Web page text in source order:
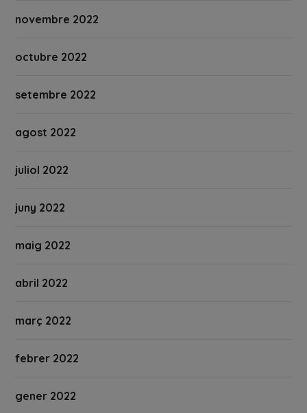
novembre 2022
octubre 2022
setembre 2022
agost 2022
juliol 2022
juny 2022
maig 2022
abril 2022
març 2022
febrer 2022
gener 2022